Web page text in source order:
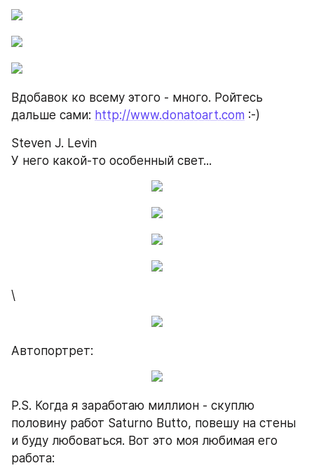
Вдобавок ко всему этого - много. Ройтесь
дальше сами: http://www.donatoart.com :-)
Steven J. Levin
У него какой-то особенный свет...
\
Автопортрет:
P.S. Когда я заработаю миллион - скуплю
половину работ Saturno Butto, повешу на стены
и буду любоваться. Вот это моя любимая его
работа: